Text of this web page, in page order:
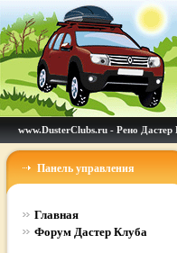
www.DusterClubs.ru - Рено Дастер
Панель управления
Главная
Форум Дастер Клуба